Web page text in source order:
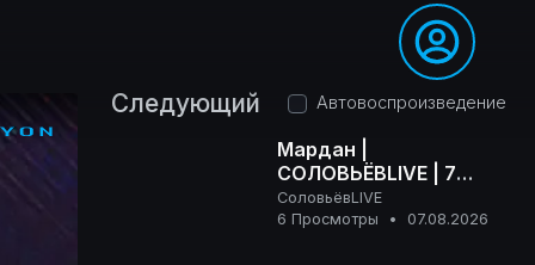
Следующий Автовоспроизведение
Мардан |
СОЛОВЬЁВLIVE | 7
августа 2026 года
СоловьёвLIVE
6 Просмотры
• 07.08.2026